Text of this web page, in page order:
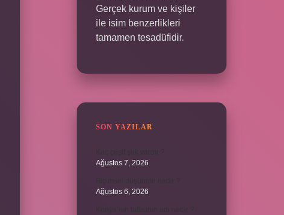
Gerçek kurum ve kişiler
ile isim benzerlikleri
tamamen tesadüfidir.
SON YAZILAR
Ağustos 7, 2026
Ağustos 6, 2026